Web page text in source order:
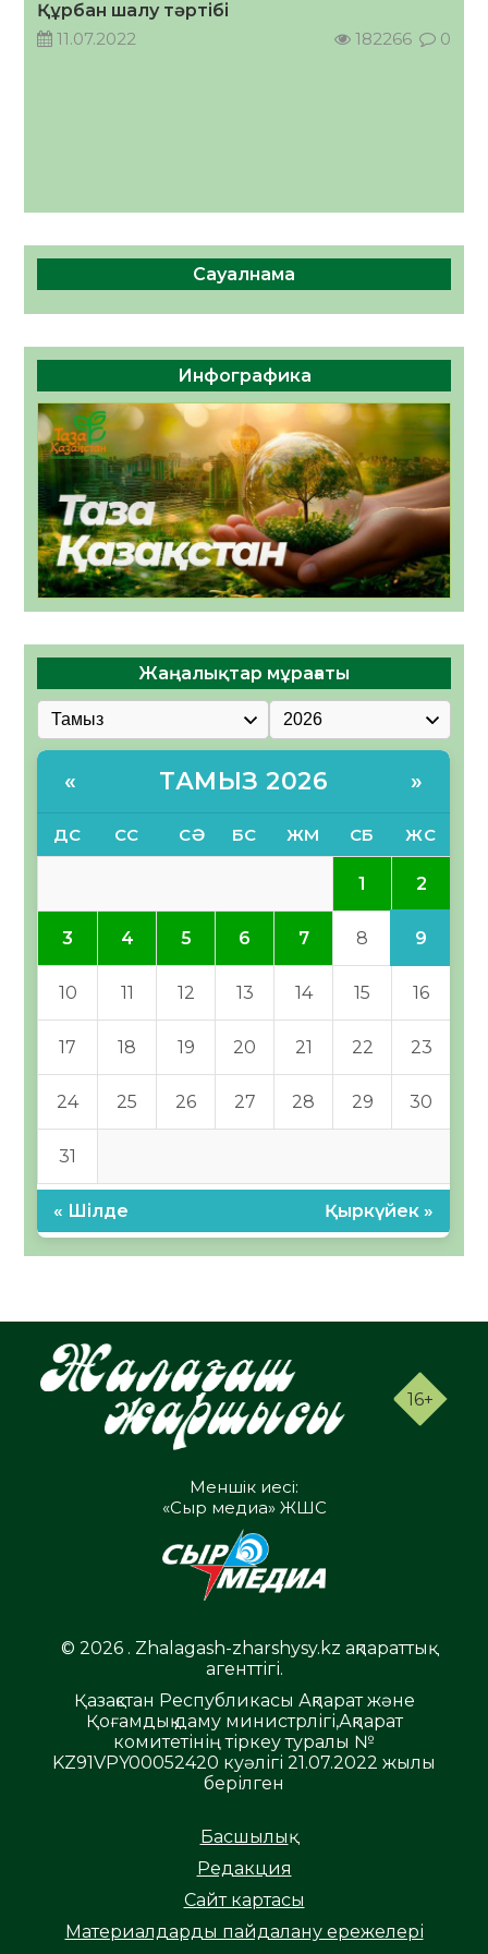
Құрбан шалу тәртібі
11.07.2022
182266 0
Сауалнама
Инфографика
Жаңалықтар мұрағаты
« ТАМЫЗ 2026 »
ДС СС СӘ БС ЖМ СБ ЖС
1 2
3 4 5 6 7 8 9
10 11 12 13 14 15 16
17 18 19 20 21 22 23
24 25 26 27 28 29 30
31
« Шілде Қыркүйек »
16+
Меншік иесі:
«Сыр медиа» ЖШС
© 2026 . Zhalagash-zharshysy.kz ақпараттық
агенттігі.
Қазақстан Республикасы Ақпарат және
Қоғамдық даму министрлігі,Ақпарат
комитетінің тіркеу туралы №
KZ91VPY00052420 куәлігі 21.07.2022 жылы
берілген
Басшылық
Редакция
Сайт картасы
Материалдарды пайдалану ережелері